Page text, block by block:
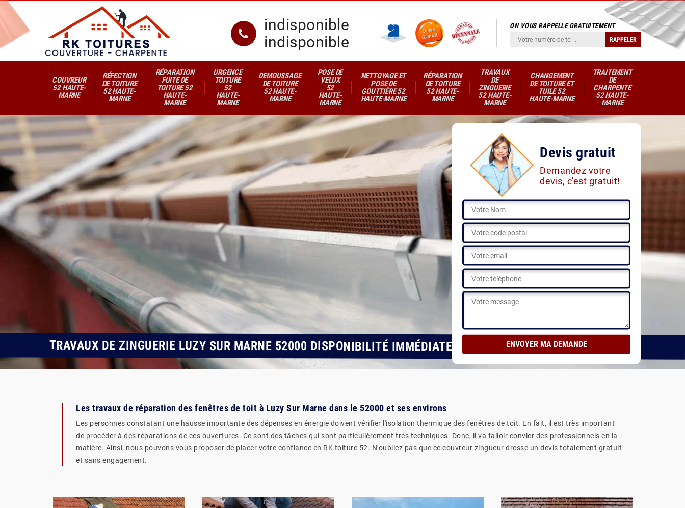
indisponible
indisponible
ON VOUS RAPPELLE GRATUITEMENT
COUVREUR
52 HAUTE-
MARNE
RÉFECTION
DE TOITURE
52 HAUTE-
MARNE
RÉPARATION
FUITE DE
TOITURE 52
HAUTE-
MARNE
URGENCE
TOITURE
52
HAUTE-
MARNE
DEMOUSSAGE
DE TOITURE
52 HAUTE-
MARNE
POSE DE
VELUX
52
HAUTE-
MARNE
NETTOYAGE ET
POSE DE
GOUTTIÈRE 52
HAUTE-MARNE
RÉPARATION
DE TOITURE
52 HAUTE-
MARNE
TRAVAUX
DE
ZINGUERIE
52 HAUTE-
MARNE
CHANGEMENT
DE TOITURE ET
TUILE 52
HAUTE-MARNE
TRAITEMENT
DE
CHARPENTE
52 HAUTE-
MARNE
Devis gratuit
Demandez votre
devis, c'est gratuit!
TRAVAUX DE ZINGUERIE LUZY SUR MARNE 52000 DISPONIBILITÉ IMMÉDIATE Voir nos réalisations
Les travaux de réparation des fenêtres de toit à Luzy Sur Marne dans le 52000 et ses environs
Les personnes constatant une hausse importante des dépenses en énergie doivent vérifier l'isolation thermique des fenêtres de toit. En fait, il est très important
de procéder à des réparations de ces ouvertures. Ce sont des tâches qui sont particulièrement très techniques. Donc, il va falloir convier des professionnels en la
matière. Ainsi, nous pouvons vous proposer de placer votre confiance en RK toiture 52. N'oubliez pas que ce couvreur zingueur dresse un devis totalement gratuit
et sans engagement.